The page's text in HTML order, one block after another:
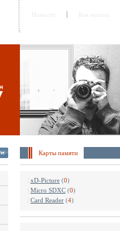
Карты памяти
xD-Picture (0)
Micro SDXC (0)
Card Reader (4)